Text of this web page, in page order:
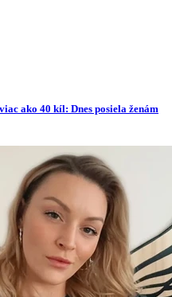
ako 40 kíl: Dnes posiela ženám